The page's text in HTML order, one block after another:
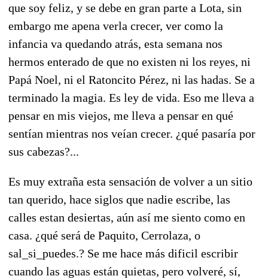
que soy feliz, y se debe en gran parte a Lota, sin
embargo me apena verla crecer, ver como la
infancia va quedando atrás, esta semana nos
hermos enterado de que no existen ni los reyes, ni
Papá Noel, ni el Ratoncito Pérez, ni las hadas. Se a
terminado la magia. Es ley de vida. Eso me lleva a
pensar en mis viejos, me lleva a pensar en qué
sentían mientras nos veían crecer. ¿qué pasaría por
sus cabezas?...
Es muy extraña esta sensación de volver a un sitio
tan querido, hace siglos que nadie escribe, las
calles estan desiertas, aún así me siento como en
casa. ¿qué será de Paquito, Cerrolaza, o
sal_si_puedes.? Se me hace más dificil escribir
cuando las aguas están quietas, pero volveré, sí,